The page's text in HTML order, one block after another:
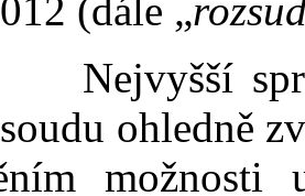
(dále „
Nejvyšší
ohledně z